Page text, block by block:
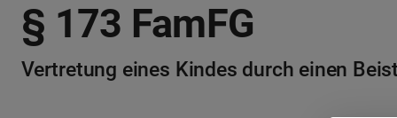
§ 173 FamFG
Vertretung eines Kindes durch einen